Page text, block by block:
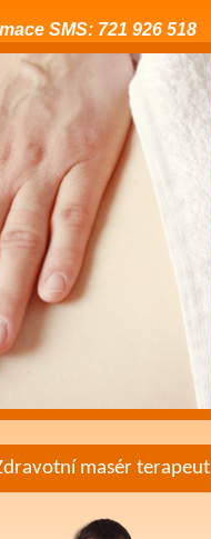
SMS: 721 926 518
masér terapeut